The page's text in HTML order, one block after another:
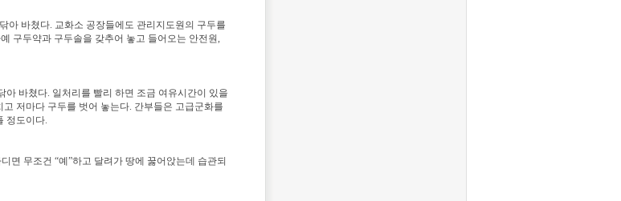
아 바쳤다. 교화소 공장들에도 관리지도원의 구두를
구두약과 구두솔을 갖추어 놓고 들어오는 안전원,
바쳤다. 일처리를 빨리 하면 조금 여유시간이 있을
저마다 구두를 벗어 놓는다. 간부들은 고급군화를
정도이다.
면 무조건 “예”하고 달려가 땅에 꿇어앉는데 습관되